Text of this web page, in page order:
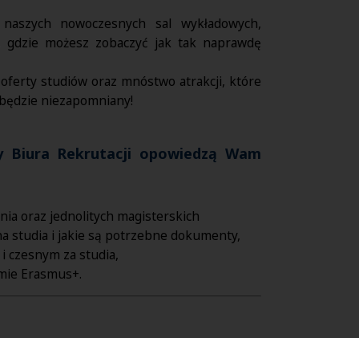
nowoczesnych sal wykładowych,
możesz zobaczyć jak tak naprawdę
studiów oraz mnóstwo atrakcji, które
niezapomniany!
Biura Rekrutacji opowiedzą Wam
oraz jednolitych magisterskich
studia i jakie są potrzebne dokumenty,
czesnym za studia,
Erasmus+.